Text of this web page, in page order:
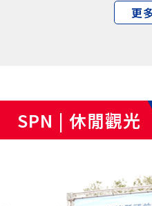
更
SPN | 休閒觀光